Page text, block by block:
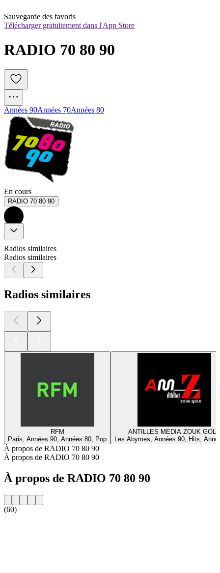
Sauvegarde des favoris
Télécharger gratuitement dans l'App Store
RADIO 70 80 90
Années 90Années 70Années 80
En cours
RADIO 70 80 90
Radios similaires
Radios similaires
Radios similaires
RFM
Paris, Années 90, Années 80, Pop
ANTILLES MEDIA ZOUK GOLD
Les Abymes, Années 90, Hits,
À propos de RADIO 70 80 90
À propos de RADIO 70 80 90
À propos de RADIO 70 80 90
(60)